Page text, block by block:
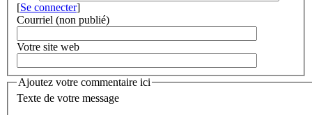
[Se connecter]
Courriel (non publié)
Votre site web
Ajoutez votre commentaire ici
Texte de votre message